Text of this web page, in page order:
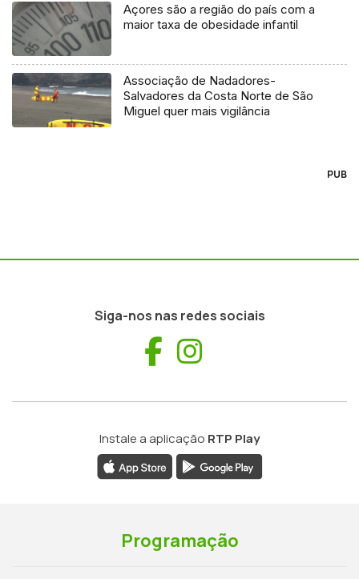
Açores são a região do país com a
maior taxa de obesidade infantil
Associação de Nadadores-
Salvadores da Costa Norte de São
Miguel quer mais vigilância
PUB
Siga-nos nas redes sociais
Facebook
Instale a aplicação RTP Play
Programação